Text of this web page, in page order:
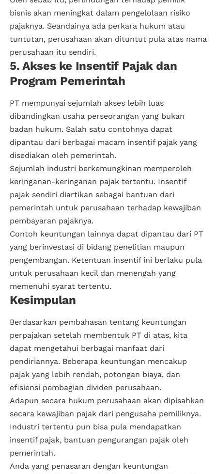
bisnis akan meningkat dalam pengelolaan risiko
pajaknya. Seandainya ada perkara hukum atau
tuntutan, perusahaan akan dituntut pula atas nama
perusahaan itu sendiri.
5. Akses ke Insentif Pajak dan
Program Pemerintah
PT mempunyai sejumlah akses lebih luas
dibandingkan usaha perseorangan yang bukan
badan hukum. Salah satu contohnya dapat
dipantau dari berbagai macam insentif pajak yang
disediakan oleh pemerintah.
Sejumlah industri berkemungkinan memperoleh
keringanan-keringanan pajak tertentu. Insentif
pajak sendiri diartikan sebagai bantuan dari
pemerintah untuk perusahaan terhadap kewajiban
pembayaran pajaknya.
Contoh keuntungan lainnya dapat dipantau dari PT
yang berinvestasi di bidang penelitian maupun
pengembangan. Ketentuan insentif ini berlaku pula
untuk perusahaan kecil dan menengah yang
memenuhi syarat tertentu.
Kesimpulan
Berdasarkan pembahasan tentang keuntungan
perpajakan setelah membentuk PT di atas, kita
dapat mengetahui berbagai manfaat dari
pendiriannya. Beberapa keuntungan mencakup
pajak yang lebih rendah, potongan biaya, dan
efisiensi pembagian dividen perusahaan.
Adapun secara hukum perusahaan akan dipisahkan
secara kewajiban pajak dari pengusaha pemiliknya.
Industri tertentu pun bisa pula mendapatkan
insentif pajak, bantuan pengurangan pajak oleh
pemerintah.
Anda yang penasaran dengan keuntungan